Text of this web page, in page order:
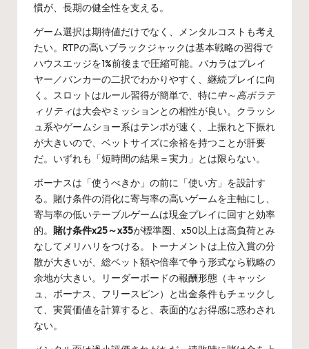
慣が、長期の健全性を支える。
ゲーム選択は期待値だけでなく、メンタルコストも考え
たい。RTPの高いブラックジャックは基本戦略の習得で
ハウスエッジを1%前後まで圧縮可能。バカラはプレイ
ヤー／バンカーの二択でわかりやすく、継続プレイに向
く。スロットはルール習得が簡単で、特に中～高ボラテ
ィリティは大会やミッションとの相性が良い。クラッシ
ュ系やゲームショー系はテンポが速く、上振れと下振れ
が大きいので、ベットサイズに余裕を持つことが肝要
だ。いずれも「短時間の結果＝実力」とは限らない。
ボーナスは「使うべきか」の前に「使い方」を設計す
る。賭け条件の消化に寄与率の高いゲームを主軸にし、
寄与率の低いテーブルゲームは現金プレイに回すと効率
的。 賭け条件x25～x35が標準圏、x50以上は高負荷とみ
なしてメリハリをつける。トーナメントは上位入賞の分
散が大きいが、総ベット額や倍率で争う形式なら戦略の
余地が大きい。リーダーボードの報酬形態（キャッシ
ュ、ボーナス、フリースピン）と出金条件もチェックし
て、実質価値を計算すると、表面的なお得感に惑わされ
ない。